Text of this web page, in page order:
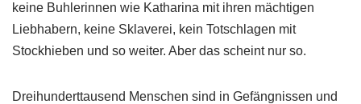
keine Buhlerinnen wie Katharina mit ihren mächtigen
Liebhabern, keine Sklaverei, kein Totschlagen mit
Stockhieben und so weiter. Aber das scheint nur so.
Dreihunderttausend Menschen sind in Gefängnissen und